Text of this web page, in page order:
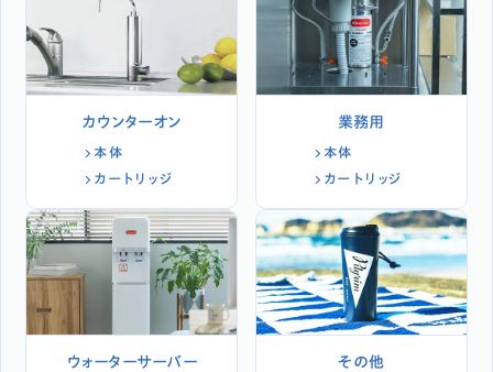
カウンターオン
本体
カートリッジ
業務用
本体
カートリッジ
ウォーターサーバー その他